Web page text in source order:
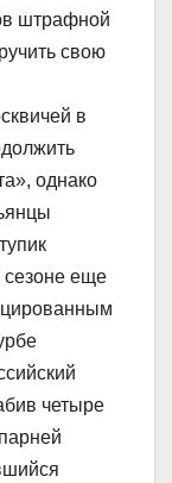
штрафной
свою
в
однако
еще
четыре